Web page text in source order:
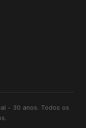
- 30 anos. Todos os